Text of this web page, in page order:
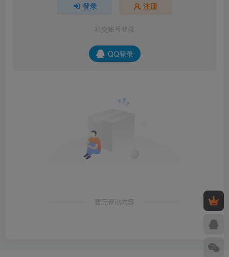
登录 注册
社交账号登录
QQ登录
暂无评论内容